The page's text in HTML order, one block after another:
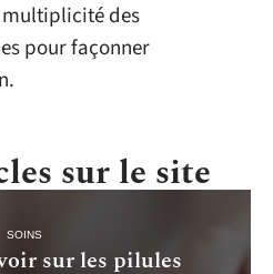
des
pour façonner
sur le site
SOINS
sur les pilules